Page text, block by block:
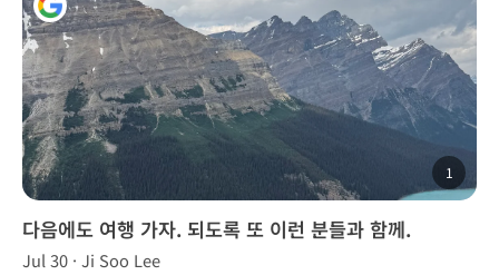
1
다음에도 여행 가자. 되도록 또 이런 분들과 함께.
Jul 30 · Ji Soo Lee